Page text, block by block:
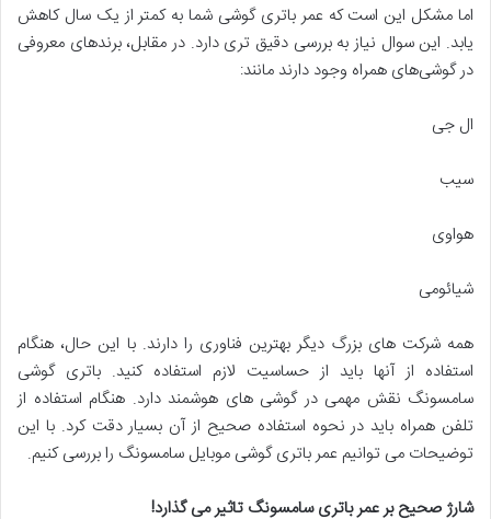
اما مشکل این است که عمر باتری گوشی شما به کمتر از یک سال کاهش
یابد. این سوال نیاز به بررسی دقیق تری دارد. در مقابل، برندهای معروفی
در گوشی‌های همراه وجود دارند مانند:
ال جی
سیب
هواوی
شیائومی
همه شرکت های بزرگ دیگر بهترین فناوری را دارند. با این حال، هنگام
استفاده از آنها باید از حساسیت لازم استفاده کنید. باتری گوشی
سامسونگ نقش مهمی در گوشی های هوشمند دارد. هنگام استفاده از
تلفن همراه باید در نحوه استفاده صحیح از آن بسیار دقت کرد. با این
توضیحات می توانیم عمر باتری گوشی موبایل سامسونگ را بررسی کنیم.
شارژ صحیح بر عمر باتری سامسونگ تاثیر می گذارد!